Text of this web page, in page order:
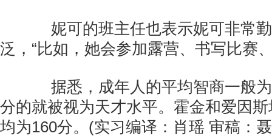
妮可的班主任也表示妮可非常勤
泛，“比如，她会参加露营、书写比赛
据悉，成年人的平均智商一般为
分的就被视为天才水平。霍金和爱因
均为160分。(实习编译：肖瑶 审稿：